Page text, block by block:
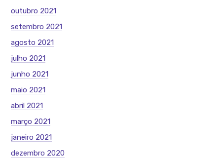
outubro 2021
setembro 2021
agosto 2021
julho 2021
junho 2021
maio 2021
abril 2021
março 2021
janeiro 2021
dezembro 2020